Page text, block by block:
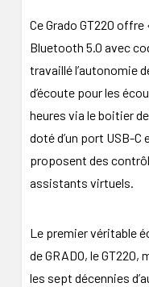
Ce Grado GT220
Bluetooth 5.0 avec
travaillé l’autonomie
d’écoute pour les
heures via le boitier
doté d’un port USB-C
proposent des
assistants virtuels.
Le premier véritable
de GRADO, le
les sept décennies